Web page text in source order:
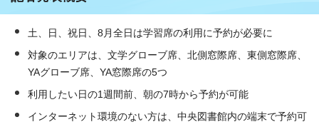
土、日、祝日、8月全日は学習席の利用に予約が必要に
対象のエリアは、文学グローブ席、北側窓際席、東側窓際席、
YAグローブ席、YA窓際席の5つ
利用したい日の1週間前、朝の7時から予約が可能
インターネット環境のない方は、中央図書館内の端末で予約可